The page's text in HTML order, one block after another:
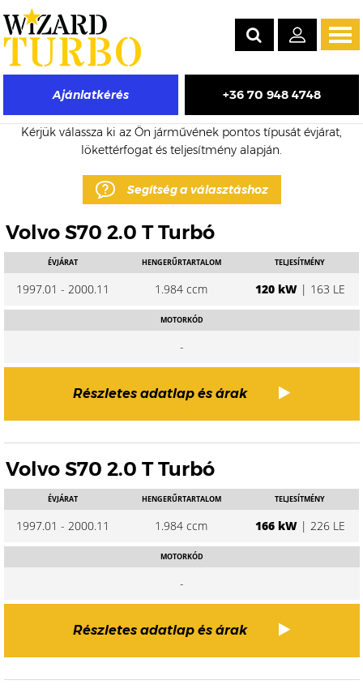
Ajánlatkérés +36 70 948 4748
Volvo S70 eladó turbó árak
Kérjük válassza ki az Ön járművének pontos típusát évjárat,
lökettérfogat és teljesítmény alapján.
Segítség a választáshoz
Volvo S70 2.0 T Turbó
ÉVJÁRAT
1997.01 - 2000.11
HENGERŰRTARTALOM
1.984 ccm
TELJESÍTMÉNY
120 kW| 163 LE
MOTORKÓD
-
Részletes adatlap és árak
Volvo S70 2.0 T Turbó
ÉVJÁRAT
1997.01 - 2000.11
HENGERŰRTARTALOM
1.984 ccm
TELJESÍTMÉNY
166 kW| 226 LE
MOTORKÓD
-
Részletes adatlap és árak